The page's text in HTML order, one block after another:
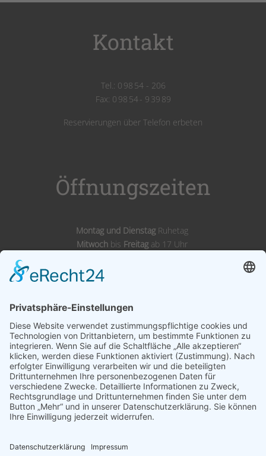
Kontakt
Tel.: 0 98 54 - 206
Fax: 0 98 54 - 9 39 89
Reservierungen über Telefon erbeten
Öffnungszeiten
Montag und DienstagRuhetag
Mitwochbis Freitagab 17 Uhr
Adresse
Landgasthof Wörnitz Stuben
Inh. Karl Kirsch